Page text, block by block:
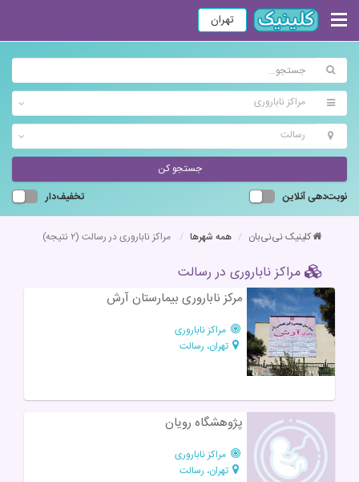
تهران
مراکز ناباروری
رسالت
جستجو کن
نوبت‌دهی آنلاین
تخفیف‌دار
کلینیک نی‌نی‌بان همه شهرها مراکز ناباروری در رسالت (۲ نتیجه)
مراکز ناباروری در رسالت
مرکز ناباروری بیمارستان آرش
مراکز ناباروری
تهران، رسالت
پژوهشگاه رویان
مراکز ناباروری
تهران، رسالت